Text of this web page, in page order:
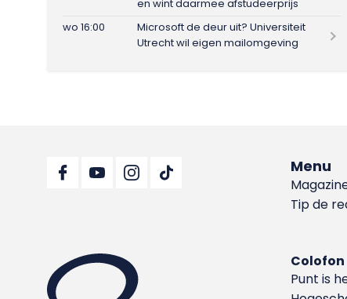
en wint daarmee afstudeerprijs
wo 16:00
Microsoft de deur uit? Universiteit
Utrecht wil eigen mailomgeving
Menu
Tip de
Colofon
Punt is